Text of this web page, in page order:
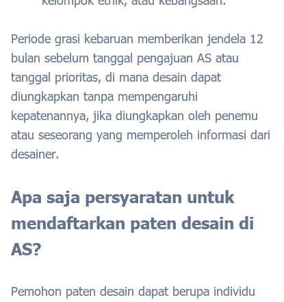
Periode grasi kebaruan memberikan jendela 12
bulan sebelum tanggal pengajuan AS atau
tanggal prioritas, di mana desain dapat
diungkapkan tanpa mempengaruhi
kepatenannya, jika diungkapkan oleh penemu
atau seseorang yang memperoleh informasi dari
desainer.
Apa saja persyaratan untuk
mendaftarkan paten desain di
AS?
Pemohon paten desain dapat berupa individu